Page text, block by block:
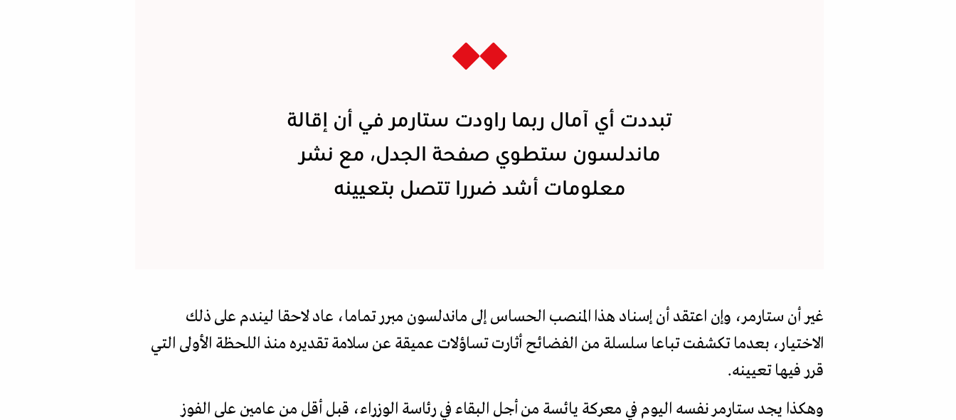
تبددت أي آمال ربما راودت ستارمر في أن إقالة
ماندلسون ستطوي صفحة الجدل، مع نشر
معلومات أشد ضررا تتصل بتعيينه
غير أن ستارمر، وإن اعتقد أن إسناد هذا المنصب الحساس إلى ماندلسون مبرر تماما، عاد لاحقا ليندم على ذلك
الاختيار، بعدما تكشفت تباعا سلسلة من الفضائح أثارت تساؤلات عميقة عن سلامة تقديره منذ اللحظة الأولى التي
قرر فيها تعيينه.
وهكذا يجد ستارمر نفسه اليوم في معركة يائسة من أجل البقاء في رئاسة الوزراء، قبل أقل من عامين على الفوز